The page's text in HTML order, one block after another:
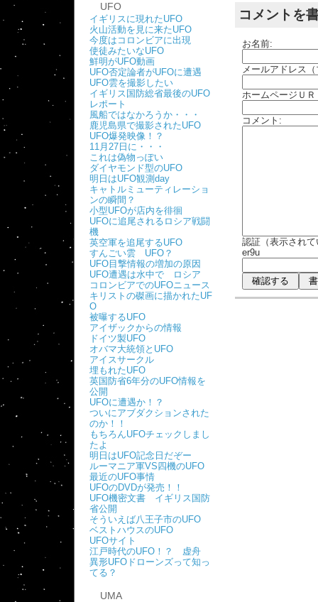
UFO
イギリスに現れたUFO
火山活動を見に来たUFO
今度はコロンビアに出現
使徒みたいなUFO
鮮明がUFO動画
UFO否定論者がUFOに遭遇
UFO雲を撮影したい
イギリス国防総省最後のUFO
レポート
風船ではなかろうか・・・
鹿児島県で撮影されたUFO
UFO爆発映像！？
11月27日に・・・
これは偽物っぽい
ダイヤモンド型のUFO
明日はUFO観測day
キャトルミューティレーショ
ンの瞬間？
小型UFOが店内を徘徊
UFOに追尾されるロシア戦闘
機
英空軍を追尾するUFO
すんごい雲 UFO？
UFO目撃情報の増加の原因
UFO遭遇は水中で ロシア
コロンビアでのUFOニュース
キリストの磔画に描かれたUF
O
被曝するUFO
アイザックからの情報
ドイツ製UFO
オバマ大統領とUFO
アイスサークル
埋もれたUFO
英国防省6年分のUFO情報を
公開
UFOに遭遇か！？
ついにアブダクションされた
のか！！
もちろんUFOチェックしまし
たよ
明日はUFO記念日だぞー
ルーマニア軍VS四機のUFO
最近のUFO事情
UFOのDVDが発売！！
UFO機密文書 イギリス国防
省公開
そういえば八王子市のUFO
ベストハウスのUFO
UFOサイト
江戸時代のUFO！？ 虚舟
異形UFOドローンズって知っ
てる？
UMA
コメントを
お名前:
メールアドレス
ホームページＵＲ
コメント:
認証（表示され
er9u